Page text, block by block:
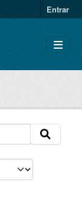
Entrar